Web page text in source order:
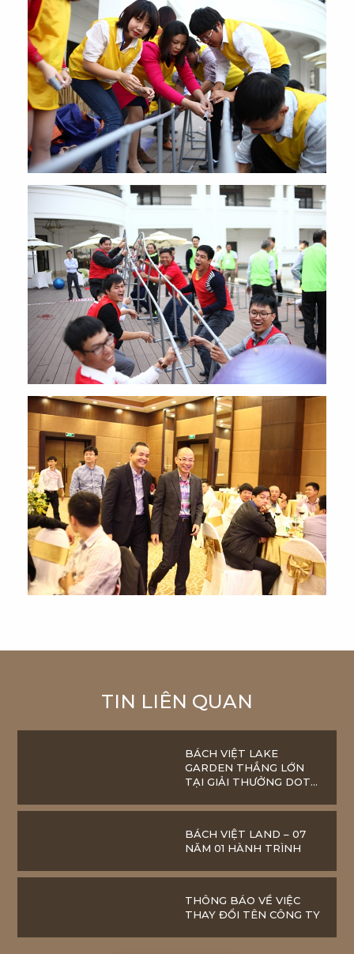
TIN LIÊN QUAN
BÁCH VIỆT LAKE
GARDEN THẮNG LỚN
TẠI GIẢI THƯỞNG DOT
2018
BÁCH VIỆT LAND – 07
NĂM 01 HÀNH TRÌNH
THÔNG BÁO VỀ VIỆC
THAY ĐỔI TÊN CÔNG TY